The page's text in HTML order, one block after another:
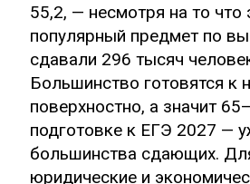
55,2, — несмотря на то что
популярный предмет по
сдавали 296 тысяч
Большинство готовятся к
поверхностно, а значит
подготовке к ЕГЭ 2027 —
большинства сдающих.
юридические и